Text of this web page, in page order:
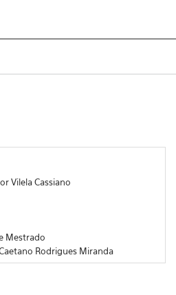
Vilela Cassiano
Mestrado
Rodrigues Miranda